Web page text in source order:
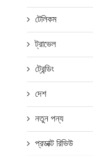
টেলিকম
ট্রাভেল
ট্রেন্ডিং
দেশ
নতুন পন্য
প্রডাক্ট রিভিউ